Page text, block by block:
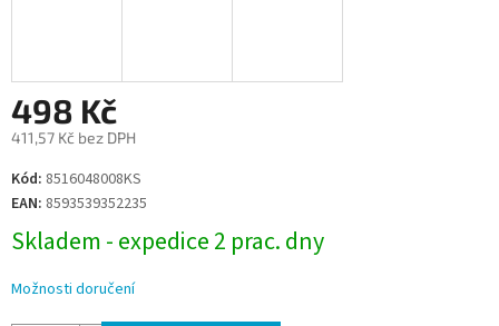
498 Kč
411,57 Kč bez DPH
Měrná
cena:
Kód: 8516048008KS
EAN: 8593539352235
Skladem - expedice 2 prac. dny
Možnosti doručení